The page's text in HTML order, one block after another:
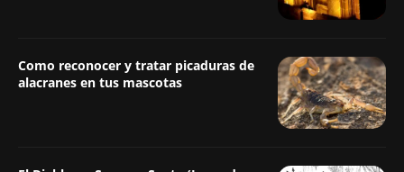
Como reconocer y tratar picaduras de
alacranes en tus mascotas